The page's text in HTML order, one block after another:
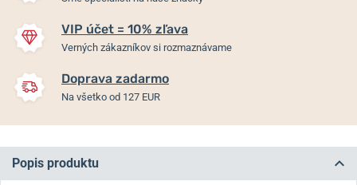
VIP účet = 10% zľava
Verných zákazníkov si rozmaznávame
Doprava zadarmo
Na všetko od 127 EUR
Popis produktu